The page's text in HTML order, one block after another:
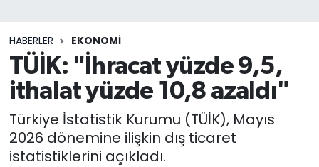
HABERLER EKONOMİ
TÜİK: "İhracat yüzde 9,5,
ithalat yüzde 10,8 azaldı"
Türkiye İstatistik Kurumu (TÜİK), Mayıs
2026 dönemine ilişkin dış ticaret
istatistiklerini açıkladı.